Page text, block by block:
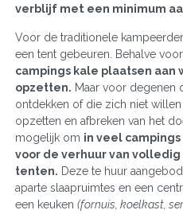
verblijf met een minimum
Voor de traditionele
een tent gebeuren. Behalve
campings kale plaatsen aan
opzetten. Maar voor degenen
ontdekken of die zich niet
opzetten en afbreken van het
mogelijk om in veel
voor de verhuur van
tenten. Deze te huur
aparte slaapruimtes en een
een keuken (fornuis, koelkast,